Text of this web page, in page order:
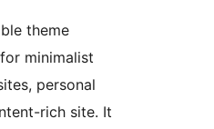
theme
minimalist
personal
rich site. It